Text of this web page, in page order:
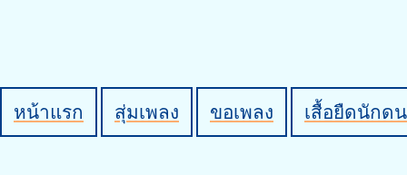
หน้าแรก สุ่มเพลง ขอเพลง เสื้อยืดนักด